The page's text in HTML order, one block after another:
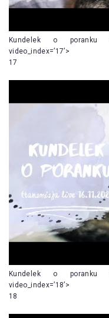
Kundelek o poranku
video_index=’17’>
17
Kundelek o poranku
video_index=’18’>
18